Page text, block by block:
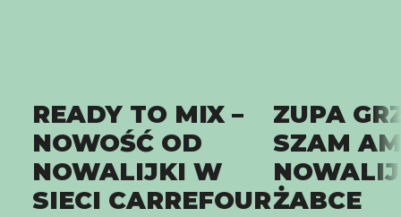
READY TO MIX –
NOWOŚĆ OD
NOWALIJKI W
SIECI CARREFOUR
ZUPA
SZAM
ŻABCE